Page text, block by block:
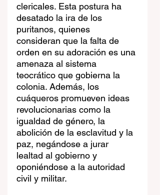
clericales. Esta postura ha
desatado la ira de los
puritanos, quienes
consideran que la falta de
orden en su adoración es una
amenaza al sistema
teocrático que gobierna la
colonia. Además, los
cuáqueros promueven ideas
revolucionarias como la
igualdad de género, la
abolición de la esclavitud y la
paz, negándose a jurar
lealtad al gobierno y
oponiéndose a la autoridad
civil y militar.